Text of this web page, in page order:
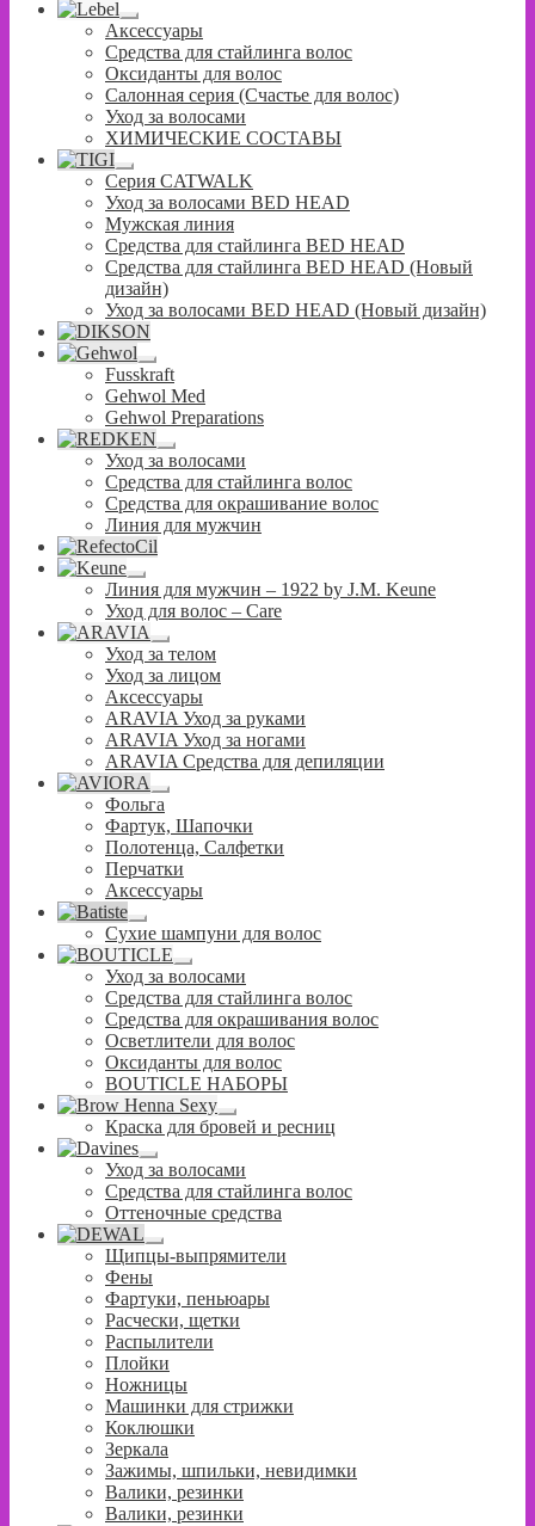
Развернутое
вложенное
меню
Аксессуары
Средства для стайлинга волос
Оксиданты для волос
Салонная серия (Счастье для волос)
Уход за волосами
ХИМИЧЕСКИЕ СОСТАВЫ
Развернутое
вложенное
меню
Серия CATWALK
Уход за волосами BED HEAD
Мужская линия
Средства для стайлинга BED HEAD
Средства для стайлинга BED HEAD (Новый
дизайн)
Уход за волосами BED HEAD (Новый дизайн)
Развернутое
вложенное
меню
Fusskraft
Gehwol Med
Gehwol Preparations
Развернутое
вложенное
меню
Уход за волосами
Средства для стайлинга волос
Средства для окрашивание волос
Линия для мужчин
Развернутое
вложенное
меню
Линия для мужчин – 1922 by J.M. Keune
Уход для волос – Сare
Развернутое
вложенное
меню
Уход за телом
Уход за лицом
Аксессуары
ARAVIA Уход за руками
ARAVIA Уход за ногами
ARAVIA Средства для депиляции
Развернутое
вложенное
меню
Фольга
Фартук, Шапочки
Полотенца, Салфетки
Перчатки
Аксессуары
Развернутое
вложенное
меню
Сухие шампуни для волос
Развернутое
вложенное
меню
Уход за волосами
Средства для стайлинга волос
Средства для окрашивания волос
Осветлители для волос
Оксиданты для волос
BOUTICLE НАБОРЫ
Развернутое
вложенное
Краска для бровей и ресниц
Развернутое
вложенное
меню
Уход за волосами
Средства для стайлинга волос
Оттеночные средства
Развернутое
вложенное
Щипцы-выпрямители
Фены
Фартуки, пеньюары
Расчески, щетки
Распылители
Плойки
Ножницы
Машинки для стрижки
Коклюшки
Зеркала
Зажимы, шпильки, невидимки
Валики, резинки
Валики, резинки